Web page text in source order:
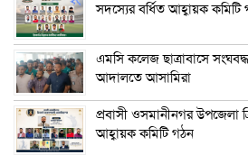
সদস্যের বর্ধিত আহ্বায়ক কমিটি
এম‌সি কলেজ ছাত্রাবাসে
আদালতে আসামিরা
প্রবাসী ওসমানীনগর উপজেলা
আহ্বায়ক কমিটি গঠন